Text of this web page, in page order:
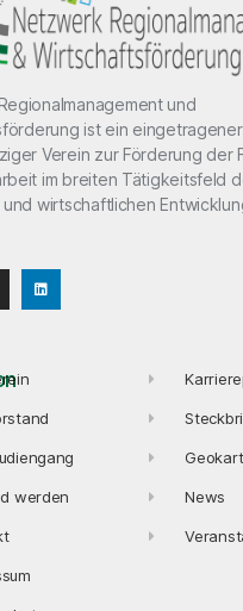
und
ist ein
Verein zur Förderung der
im breiten Tätigkeitsfeld
wirtschaftlichen
werden News